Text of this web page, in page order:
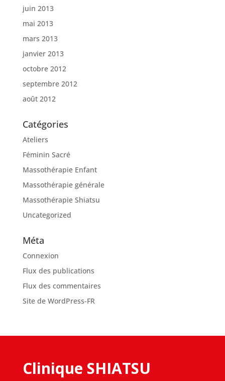
juin 2013
mai 2013
mars 2013
janvier 2013
octobre 2012
septembre 2012
août 2012
Catégories
Ateliers
Féminin Sacré
Massothérapie Enfant
Massothérapie générale
Massothérapie Shiatsu
Uncategorized
Méta
Connexion
Flux des publications
Flux des commentaires
Site de WordPress-FR
Clinique SHIATSU